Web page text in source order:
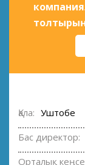
Қала: Уштобе
Бас директор:
Орталық